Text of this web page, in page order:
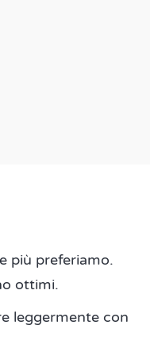
più preferiamo.
ottimi.
leggermente con